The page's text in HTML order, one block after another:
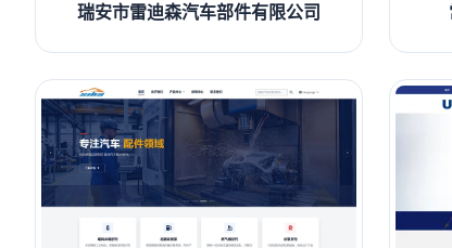
瑞安市雷迪森汽车部件有限公司